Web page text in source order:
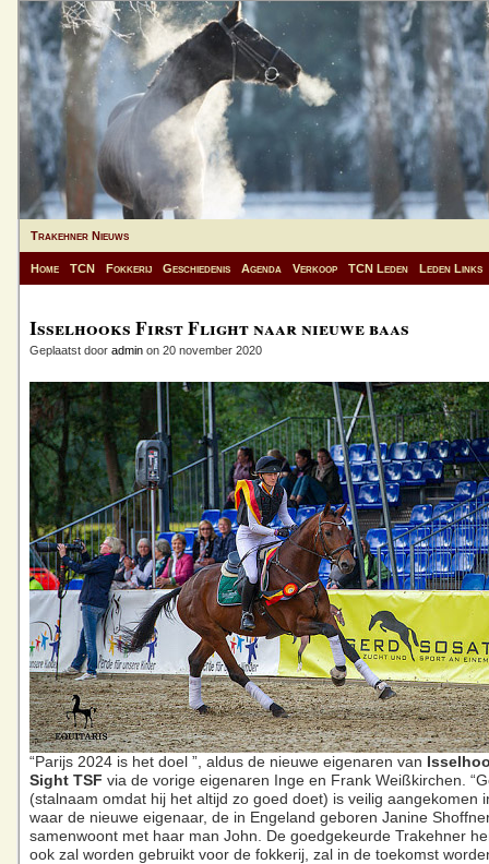
Trakehner Nieuws
Home TCN Fokkerij Geschiedenis Agenda Verkoop TCN Leden Leden Links
Isselhooks First Flight naar nieuwe baas
Geplaatst door admin on 20 november 2020
“Parijs 2024 is het doel ”, aldus de nieuwe eigenaren van
Sight TSF via de vorige eigenaren Inge en Frank Weißkirchen.
(stalnaam omdat hij het altijd zo goed doet) is veilig aangekomen
waar de nieuwe eigenaar, de in Engeland geboren Janine
samenwoont met haar man John. De goedgekeurde Trakehner
ook zal worden gebruikt voor de fokkerij, zal in de toekomst